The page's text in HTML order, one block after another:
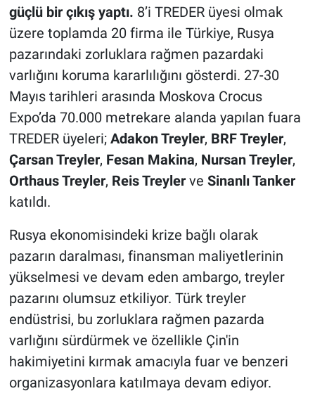
güçlü bir çıkış yaptı. 8’i TREDER üyesi olmak
üzere toplamda 20 firma ile Türkiye, Rusya
pazarındaki zorluklara rağmen pazardaki
varlığını koruma kararlılığını gösterdi. 27-30
Mayıs tarihleri arasında Moskova Crocus
Expo’da 70.000 metrekare alanda yapılan fuara
TREDER üyeleri; Adakon Treyler, BRF Treyler,
Çarsan Treyler, Fesan Makina, Nursan Treyler,
Orthaus Treyler, Reis Treylerve Sinanlı Tanker
katıldı.
Rusya ekonomisindeki krize bağlı olarak
pazarın daralması, finansman maliyetlerinin
yükselmesi ve devam eden ambargo, treyler
pazarını olumsuz etkiliyor. Türk treyler
endüstrisi, bu zorluklara rağmen pazarda
varlığını sürdürmek ve özellikle Çin'in
hakimiyetini kırmak amacıyla fuar ve benzeri
organizasyonlara katılmaya devam ediyor.